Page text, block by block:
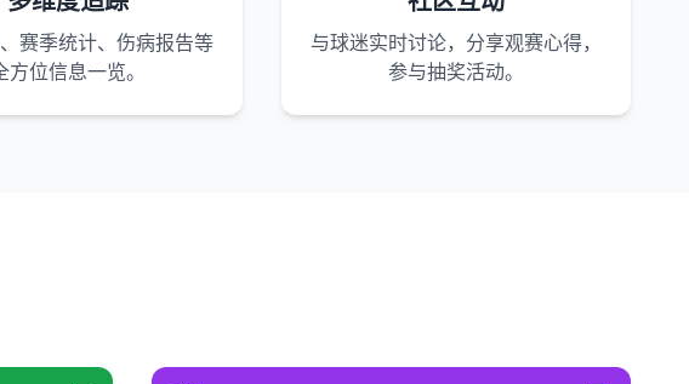
赛季统计、伤病报告等
方位信息一览。
与球迷实时讨论，分享观赛心得，
参与抽奖活动。